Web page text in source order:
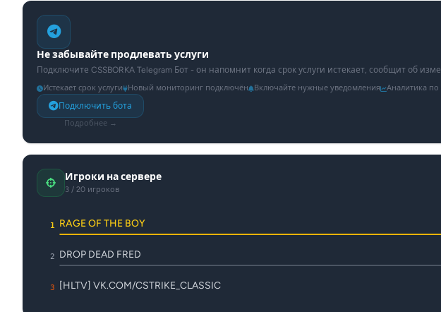
Не забывайте продлевать услуги
Подключите CSSBORKA Telegram Бот - он напомнит когда срок услуги истекает, сообщит об
Истекает срок услуги Новый мониторинг подключён Включайте нужные уведомления Аналитика по
Подключить бота
Подробнее →
Игроки на сервере
3 / 20 игроков
1 RAGE OF THE BOY
2 DROP DEAD FRED
3 [HLTV] VK.COM/CSTRIKE_CLASSIC